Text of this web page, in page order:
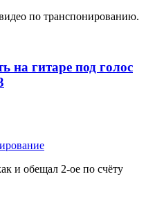
по транспонированию.
на гитаре под голос
и обещал 2-ое по счёту